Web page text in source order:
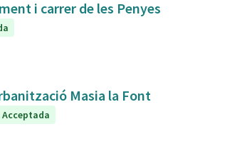
i carrer de les Penyes
Masia la Font
Acceptada